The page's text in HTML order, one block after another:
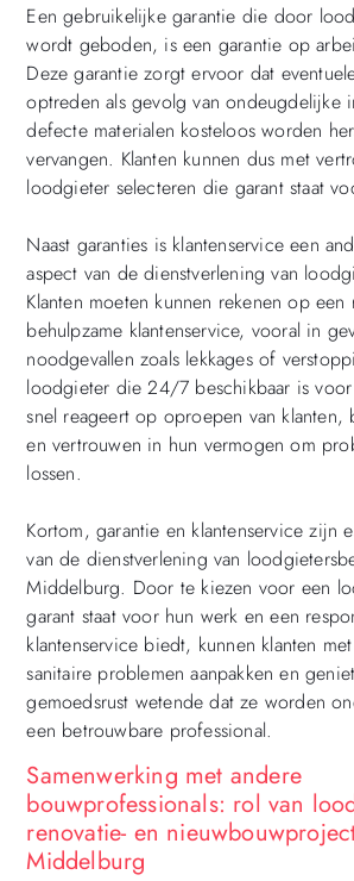
Een gebruikelijke garantie die door
wordt geboden, is een garantie op
Deze garantie zorgt ervoor dat
optreden als gevolg van ondeugdelijke
defecte materialen kosteloos worden
vervangen. Klanten kunnen dus met
loodgieter selecteren die garant staat
Naast garanties is klantenservice een
aspect van de dienstverlening van
Klanten moeten kunnen rekenen op een
behulpzame klantenservice, vooral in
noodgevallen zoals lekkages of
loodgieter die 24/7 beschikbaar is voor
snel reageert op oproepen van klanten,
en vertrouwen in hun vermogen om
lossen.
Kortom, garantie en klantenservice zijn
van de dienstverlening van
Middelburg. Door te kiezen voor een
garant staat voor hun werk en een
klantenservice biedt, kunnen klanten
sanitaire problemen aanpakken en
gemoedsrust wetende dat ze worden
een betrouwbare professional.
Samenwerking met andere
bouwprofessionals: rol van
renovatie- en
Middelburg